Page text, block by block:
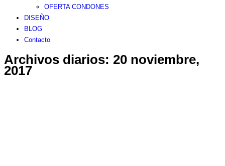
OFERTA CONDONES
DISEÑO
BLOG
Contacto
Archivos diarios: 20 noviembre,
2017